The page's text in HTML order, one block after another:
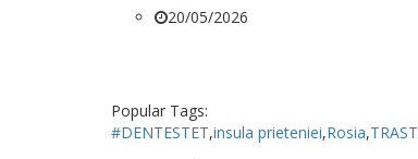
20/05/2026
Popular Tags:
#DENTESTET,insula prieteniei,Rosia,TRAST